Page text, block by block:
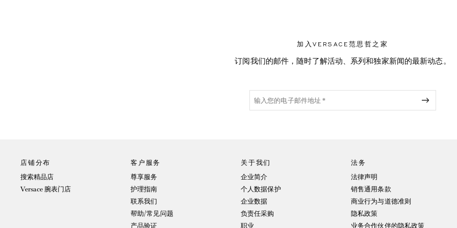
加入VERSACE范思哲之家
订阅我们的邮件，随时了解活动、系列和独家新闻的最新动态。
店铺分布
搜索精品店
Versace 腕表门店
客户服务
尊享服务
护理指南
联系我们
帮助/常见问题
产品验证
关于我们
企业简介
个人数据保护
企业数据
负责任采购
职业
法务
法律声明
销售通用条款
商业行为与道德准则
隐私政策
业务合作伙伴的隐私政策